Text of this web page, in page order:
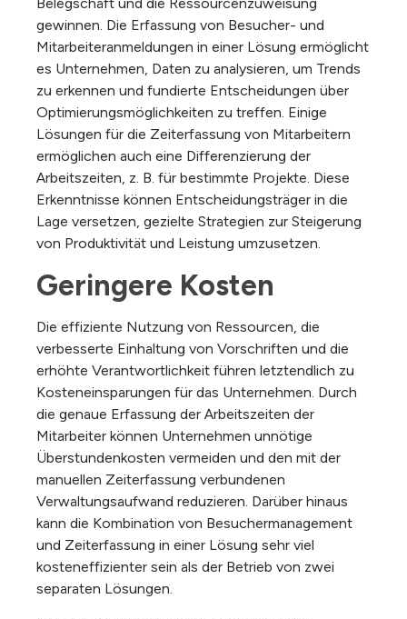
gewinnen. Die Erfassung von Besucher- und
Mitarbeiteranmeldungen in einer Lösung ermöglicht
es Unternehmen, Daten zu analysieren, um Trends
zu erkennen und fundierte Entscheidungen über
Optimierungsmöglichkeiten zu treffen. Einige
Lösungen für die Zeiterfassung von Mitarbeitern
ermöglichen auch eine Differenzierung der
Arbeitszeiten, z. B. für bestimmte Projekte. Diese
Erkenntnisse können Entscheidungsträger in die
Lage versetzen, gezielte Strategien zur Steigerung
von Produktivität und Leistung umzusetzen.
Geringere Kosten
Die effiziente Nutzung von Ressourcen, die
verbesserte Einhaltung von Vorschriften und die
erhöhte Verantwortlichkeit führen letztendlich zu
Kosteneinsparungen für das Unternehmen. Durch
die genaue Erfassung der Arbeitszeiten der
Mitarbeiter können Unternehmen unnötige
Überstundenkosten vermeiden und den mit der
manuellen Zeiterfassung verbundenen
Verwaltungsaufwand reduzieren. Darüber hinaus
kann die Kombination von Besuchermanagement
und Zeiterfassung in einer Lösung sehr viel
kosteneffizienter sein als der Betrieb von zwei
separaten Lösungen.